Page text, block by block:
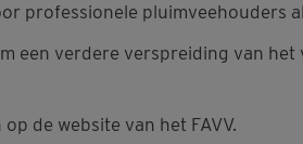
professionele pluimveehouders
een verdere verspreiding van
de website van het FAVV.